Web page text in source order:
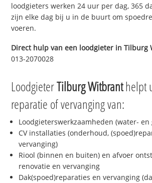
loodgieters werken 24 uur per dag, 365
zijn elke dag bij u in de buurt om
voeren.
Direct hulp van een loodgieter inTilburg
013-2070028
LoodgieterTilburg Witbranthelpt
reparatie of vervanging van:
Loodgieterswerkzaamheden (water- en
CV installaties (onderhoud,
vervanging)
Riool (binnen en buiten) en afvoer
renovatie en vervanging
Dak(spoed)reparaties en vervanging